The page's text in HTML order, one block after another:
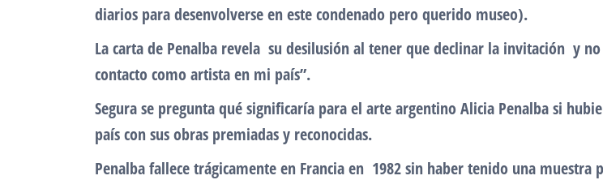
diarios para desenvolverse en este condenado pero querido museo).
La carta de Penalba revela su desilusión al tener que declinar la invitación y
contacto como artista en mi país”.
Segura se pregunta qué significaría para el arte argentino Alicia Penalba si
país con sus obras premiadas y reconocidas.
Penalba fallece trágicamente en Francia en 1982 sin haber tenido una